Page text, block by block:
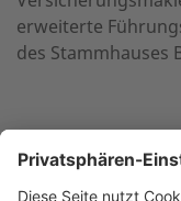
erweiterte
des Stammhauses